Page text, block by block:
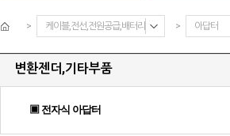
> 케이블,전선,전원공급,배터리 > 아답터
변환젠더,기타부품
▣ 전자식 아답터